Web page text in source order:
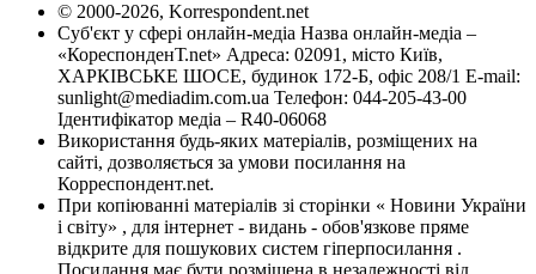
© 2000-2026, Korrespondent.net
Суб'єкт у сфері онлайн-медіа Назва онлайн-медіа –
«КореспонденТ.net» Адреса: 02091, місто Київ,
ХАРКІВСЬКЕ ШОСЕ, будинок 172-Б, офіс 208/1 E-mail:
sunlight@mediadim.com.ua Телефон: 044-205-43-00
Ідентифікатор медіа – R40-06068
Використання будь-яких матеріалів, розміщених на
сайті, дозволяється за умови посилання на
Корреспондент.net.
При копіюванні матеріалів зі сторінки « Новини України
і світу» , для інтернет - видань - обов'язкове пряме
відкрите для пошукових систем гіперпосилання .